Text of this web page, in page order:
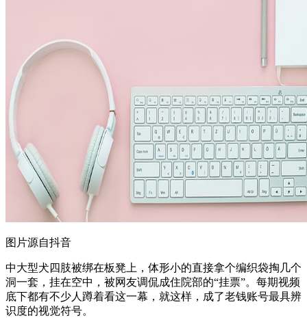
图片源自抖音
中大型犬四肢被绑在板凳上，体形小的直接拿个编织袋掏几个
洞一套，挂在空中，被网友调侃成住院部的“挂票”。每期视频
底下都有不少人蹲着看这一幕，就这样，成了老钱账号最具辨
识度的视觉符号。